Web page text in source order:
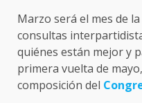
Marzo será el mes de
consultas
quiénes están mejor y
primera vuelta de
composición del